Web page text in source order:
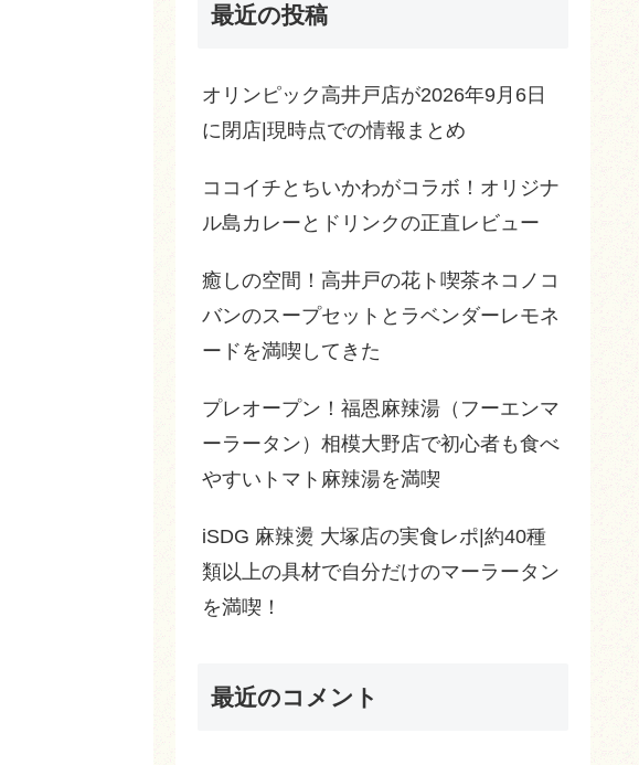
最近の投稿
オリンピック高井戸店が2026年9月6日
に閉店|現時点での情報まとめ
ココイチとちいかわがコラボ！オリジナ
ル島カレーとドリンクの正直レビュー
癒しの空間！高井戸の花ト喫茶ネコノコ
バンのスープセットとラベンダーレモネ
ードを満喫してきた
プレオープン！福恩麻辣湯（フーエンマ
ーラータン）相模大野店で初心者も食べ
やすいトマト麻辣湯を満喫
iSDG 麻辣燙 大塚店の実食レポ|約40種
類以上の具材で自分だけのマーラータン
を満喫！
最近のコメント